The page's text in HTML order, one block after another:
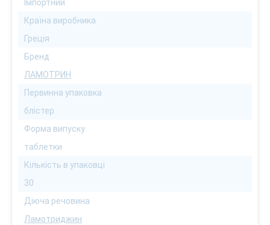
Імпортний
Країна виробника
Греція
Бренд
ЛАМОТРИН
Первинна упаковка
блістер
Форма випуску
таблетки
Кількість в упаковці
30
Діюча речовина
Ламотриджин